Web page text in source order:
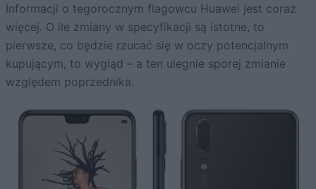
Informacji o tegorocznym flagowcu Huawei jest coraz
więcej. O ile zmiany w specyfikacji są istotne, to
pierwsze, co będzie rzucać się w oczy potencjalnym
kupującym, to wygląd – a ten ulegnie sporej zmianie
względem poprzednika.